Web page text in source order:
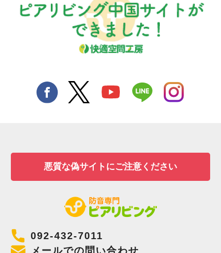
悪質な偽サイトにご注意ください
092-432-7011
メールでの問い合わせ